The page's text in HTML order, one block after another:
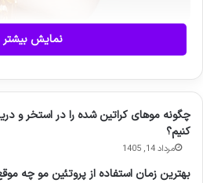
اما انتخاب ماسک مناسب و استفاده
آگاهی است. برخی ماسک‌ها به دلیل
تیرگی و لک‌های پوست را کاهش
بازگردانند. در کنار آن، محصولاتی
سیلکر می‌توانند اثرگذاری این
شما کمک کنند تا سریع‌تر و عمیق‌تر
در این مقاله، ما
نمایش بیشتر
چگونه موهای کراتین شده را در استخر و
کنیم؟
مرداد 14, 1405
بهترین زمان استفاده از پروتئین مو چه